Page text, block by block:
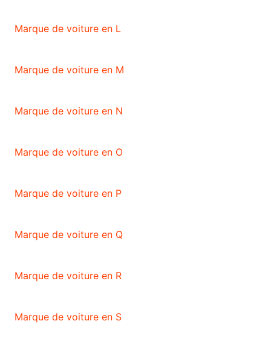
Marque de voiture en L
Marque de voiture en M
Marque de voiture en N
Marque de voiture en O
Marque de voiture en P
Marque de voiture en Q
Marque de voiture en R
Marque de voiture en S